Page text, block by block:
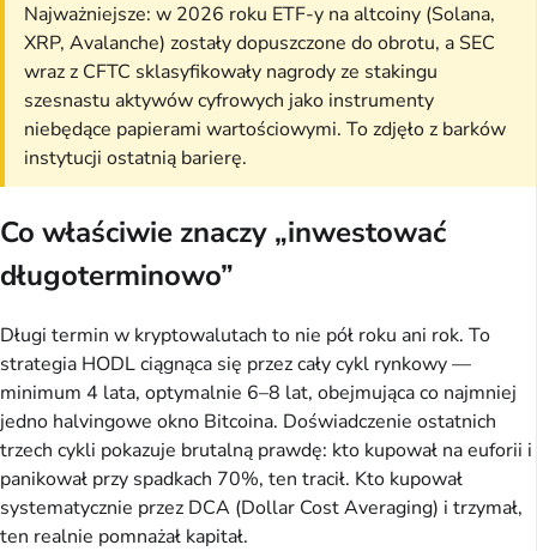
Najważniejsze: w 2026 roku ETF-y na altcoiny (Solana,
XRP, Avalanche) zostały dopuszczone do obrotu, a SEC
wraz z CFTC sklasyfikowały nagrody ze stakingu
szesnastu aktywów cyfrowych jako instrumenty
niebędące papierami wartościowymi. To zdjęło z barków
instytucji ostatnią barierę.
Co właściwie znaczy „inwestować
długoterminowo”
Długi termin w kryptowalutach to nie pół roku ani rok. To
strategia HODL ciągnąca się przez cały cykl rynkowy —
minimum 4 lata, optymalnie 6–8 lat, obejmująca co najmniej
jedno halvingowe okno Bitcoina. Doświadczenie ostatnich
trzech cykli pokazuje brutalną prawdę: kto kupował na euforii i
panikował przy spadkach 70%, ten tracił. Kto kupował
systematycznie przez DCA (Dollar Cost Averaging) i trzymał,
ten realnie pomnażał kapitał.